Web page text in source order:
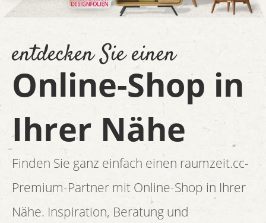
entdecken Sie einen
Online-Shop in
Ihrer Nähe
Finden Sie ganz einfach einen raumzeit.cc-
Premium-Partner mit Online-Shop in Ihrer
Nähe. Inspiration, Beratung und